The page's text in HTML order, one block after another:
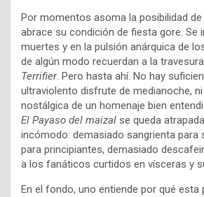
Por momentos asoma la posibilidad de
abrace su condición de fiesta gore. Se
muertes y en la pulsión anárquica de
de algún modo recuerdan a la
Terrifier. Pero hasta ahí. No hay
ultraviolento disfrute de medianoche,
nostálgica de un homenaje bien
El Payaso del maizal se queda
incómodo: demasiado sangrienta para
para principiantes, demasiado
a los fanáticos curtidos en vísceras y
En el fondo, uno entiende por qué esta